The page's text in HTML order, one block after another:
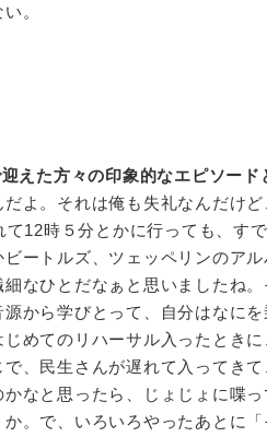
。
えた方々の印象的なエピソード
よ。それは俺も失礼なんだけ
12時５分とかに行っても、す
ートルズ、ツェッペリンのア
なひとだなぁと思いましたね
から学びとって、自分はなに
めてのリハーサル入ったとき
、民生さんが遅れて入ってき
なと思ったら、じょじょに喋
。で、いろいろやったあとに